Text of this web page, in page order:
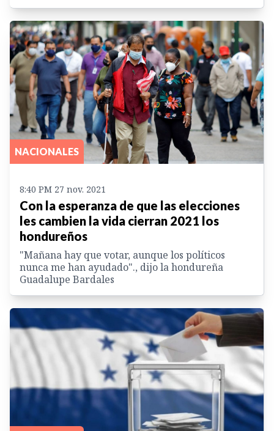
NACIONALES
8:40 PM 27 nov. 2021
Con la esperanza de que las elecciones
les cambien la vida cierran 2021 los
hondureños
"Mañana hay que votar, aunque los políticos
nunca me han ayudado"., dijo la hondureña
Guadalupe Bardales